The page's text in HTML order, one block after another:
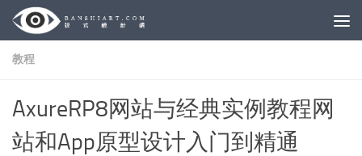
Skip to content
教程
AxureRP8网站与经典实例教程网
站和App原型设计入门到精通